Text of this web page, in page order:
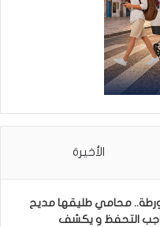
الأخيرة
محامي طليقها مديح
التحفظ و يكشف